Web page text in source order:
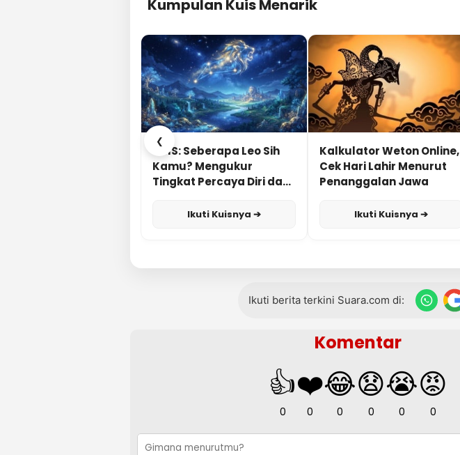
Kumpulan Kuis Menarik
❮
KUIS: Seberapa Leo Sih
Kamu? Mengukur
Tingkat Percaya Diri dan
Ikuti Kuisnya ➔
Kalkulator Weton Online,
Cek Hari Lahir Menurut
Penanggalan Jawa
Ikuti Kuisnya ➔
Ikuti berita terkini Suara.com di:
Komentar
👍
0
❤️
0
😂
0
😧
0
😭
0
😡
0